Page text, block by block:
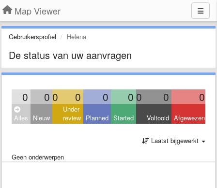
Map Viewer
Gebruikersprofiel Helena
De status van uw aanvragen
0 0 0 0 0 0 0 0 0
Alles Nieuw
Under
review Planned Started Voltooid Afgewezen
Laatst bijgewerkt
Geen onderwerpen